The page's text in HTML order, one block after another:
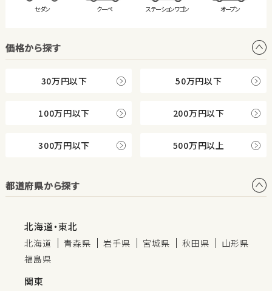
セダン クーペ ステーションワゴン オープン
価格から探す
30万円以下 50万円以下
100万円以下 200万円以下
300万円以下 500万円以上
都道府県から探す
北海道・東北
北海道 青森県 岩手県 宮城県 秋田県
山形県
福島県
関東